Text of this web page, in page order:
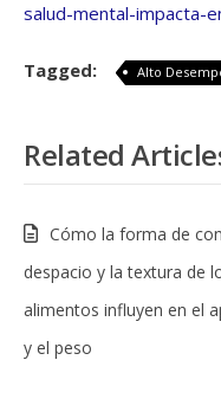
salud-mental-impacta-
Tagged: Alto
Related
Cómo la forma de
despacio y la textura de
alimentos influyen en el
y el peso